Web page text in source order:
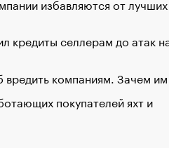
избавляются от лучших
кредиты селлерам до атак
компаниям. Зачем
покупателей яхт и